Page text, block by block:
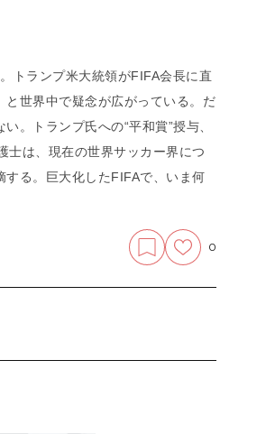
トランプ米大統領がFIFA会長に直
世界中で疑念が広がっている。だ
。トランプ氏への“平和賞”授与、
士は、現在の世界サッカー界につ
る。巨大化したFIFAで、いま何
0